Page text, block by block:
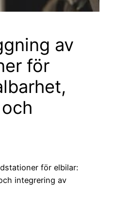
av
för
för elbilar:
integrering av